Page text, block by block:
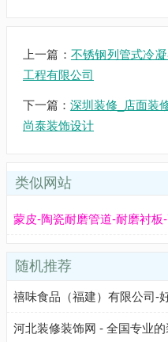
上一篇： 不锈钢列管式冷
工程有限公司
下一篇：深圳装修_店面装
尚泰装饰设计
类似网站
随机推荐
河北装修装饰网 - 全国专业